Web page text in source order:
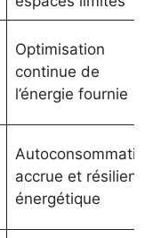
Optimisation
continue de
l’énergie fournie
Autoconsommation
accrue et résilience
énergétique